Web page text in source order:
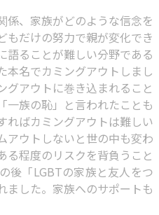
係、家族がどのような信念を
もだけの努力で親が変化でき
語ることが難しい分野である
本名でカミングアウトしまし
グアウトに巻き込まれること
一族の恥」と言われたことも
ればカミングアウトは難しい
アウトしないと世の中も変わ
る程度のリスクを背負うこと
後「LGBTの家族と友人をつ
ました。家族へのサポートも